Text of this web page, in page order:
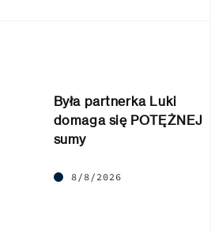
Była partnerka Luki
domaga się POTĘŻNEJ
sumy
8/8/2026